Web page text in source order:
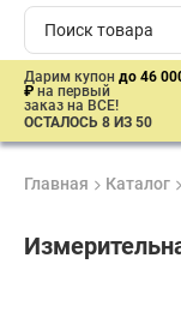
Дарим купон до 46
₽ на первый
заказ на ВСЕ!
ОСТАЛОСЬ 8 ИЗ 50
Главная Каталог